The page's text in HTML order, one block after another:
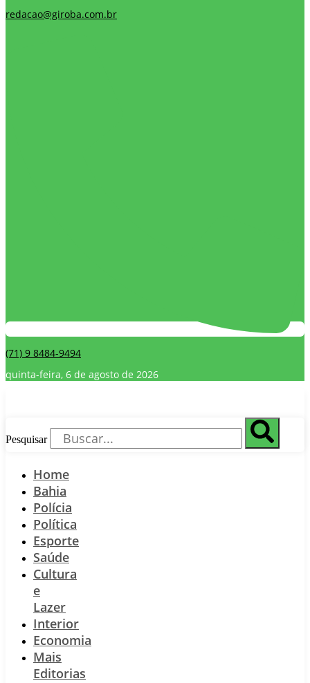
redacao@giroba.com.br
(71) 9 8484-9494
quinta-feira, 6 de agosto de 2026
Pesquisar
Home
Bahia
Polícia
Política
Esporte
Saúde
Cultura
e
Lazer
Interior
Economia
Mais
Editorias